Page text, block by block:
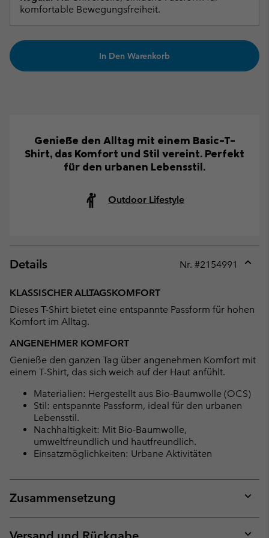
komfortable Bewegungsfreiheit.
In Den Warenkorb
Genieße den Alltag mit einem Basic-T-
Shirt, das Komfort und Stil vereint. Perfekt
für den urbanen Lebensstil.
Outdoor Lifestyle
Details Nr. #2154991
KLASSISCHER ALLTAGSKOMFORT
Dieses T-Shirt bietet eine entspannte Passform für hohen
Komfort im Alltag.
ANGENEHMER KOMFORT
Genieße den ganzen Tag über angenehmen Komfort mit
einem T-Shirt, das sich weich auf der Haut anfühlt.
Materialien: Hergestellt aus Bio-Baumwolle (OCS)
Stil: entspannte Passform, ideal für den urbanen
Lebensstil.
Nachhaltigkeit: Mit Bio-Baumwolle,
umweltfreundlich und hautfreundlich.
Einsatzmöglichkeiten: Urbane Aktivitäten
Zusammensetzung
or